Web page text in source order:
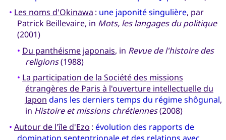
• Les noms d'Okinawa : une japonité singulière, par
Patrick Beillevaire, in Mots, les langages du politique
(2001)
• Du panthéisme japonais, in Revue de l'histoire des
religions(1988)
• La participation de la Société des missions
étrangères de Paris à l'ouverture intellectuelle du
Japon dans les derniers temps du régime shôgunal,
in Histoire et missions chrétiennes(2008)
• Autour de l'île d'Ezo : évolution des rapports de